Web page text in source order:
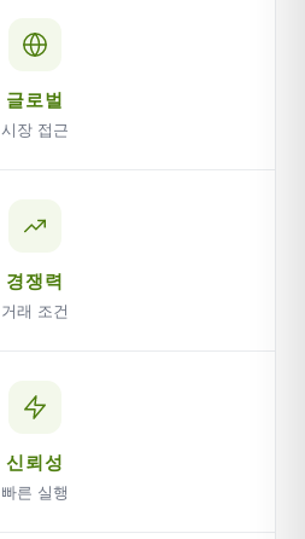
글로벌
시장 접근
경쟁력
거래 조건
신뢰성
빠른 실행